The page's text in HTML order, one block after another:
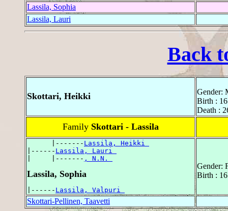
Lassila, Sophia
Lassila, Lauri
Back
Skottari, Heikki
Gender:
Birth :
Death :
Family Skottari - Lassila
      |-------
Lassila, Heikki
|------ Lassila, Lauri
|     |------- , N.N.
Lassila, Sophia
|------ Lassila, Valpuri
Gender:
Birth :
Skottari-Pellinen, Taavetti